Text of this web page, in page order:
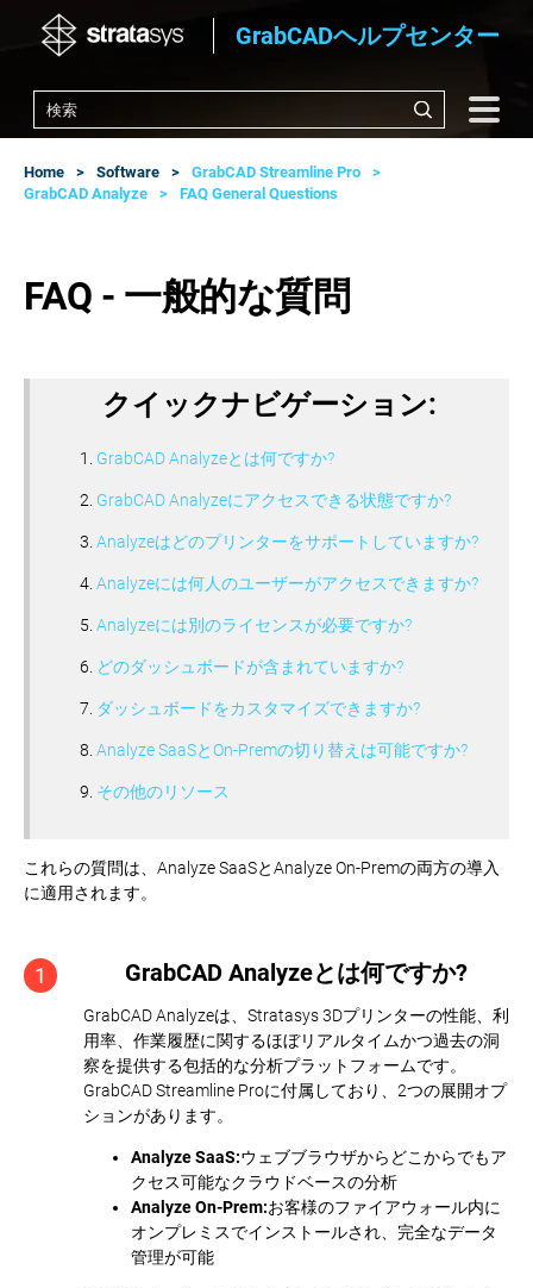
GrabCADヘルプセンター
Home Software
GrabCAD Streamline Pro
GrabCAD Analyze
FAQ General Questions
FAQ - 一般的な質問
クイックナビゲーション:
GrabCAD Analyzeとは何ですか?
GrabCAD Analyzeにアクセスできる状態ですか?
Analyzeはどのプリンターをサポートしていますか?
Analyzeには何人のユーザーがアクセスできますか?
Analyzeには別のライセンスが必要ですか?
どのダッシュボードが含まれていますか?
ダッシュボードをカスタマイズできますか?
Analyze SaaSとOn-Premの切り替えは可能ですか?
その他のリソース
これらの質問は、Analyze SaaSとAnalyze On-Premの両方の導入
に適用されます。
1 GrabCAD Analyzeとは何ですか?
GrabCAD Analyzeは、Stratasys 3Dプリンターの性能、利
用率、作業履歴に関するほぼリアルタイムかつ過去の洞
察を提供する包括的な分析プラットフォームです。
GrabCAD Streamline Proに付属しており、2つの展開オプ
ションがあります。
Analyze SaaS:ウェブブラウザからどこからでもア
クセス可能なクラウドベースの分析
Analyze On-Prem:お客様のファイアウォール内に
オンプレミスでインストールされ、完全なデータ
管理が可能